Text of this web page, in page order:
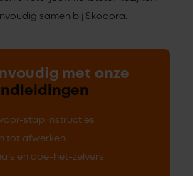
samen bij Skodora.
met onze
stap instructies
tot afwerken
en doe-het-zelvers